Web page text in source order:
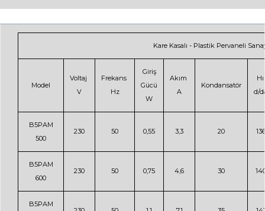
Kare Kasalı - Plastik Pervaneli
Model
Voltaj
V
Frekans
Hz
Giriş
Gücü
W
Akım
A
Kondansatör
d/
B5PAM
500
230 50 0,55 3,3 20
B5PAM
600
230 50 0,75 4,6 30
B5PAM